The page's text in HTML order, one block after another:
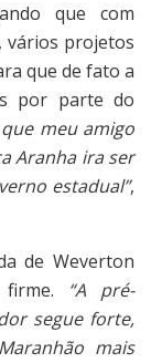
que com
vários projetos
que de fato a
por parte do
meu amigo
Aranha ira ser
estadual”,
de Weverton
“A pré-
segue forte,
mais